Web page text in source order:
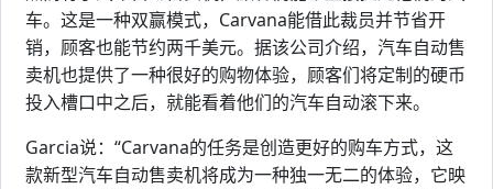
车。这是一种双赢模式，Carvana能借此裁员并节省开
销，顾客也能节约两千美元。据该公司介绍，汽车自动售
卖机也提供了一种很好的购物体验，顾客们将定制的硬币
投入槽口中之后，就能看着他们的汽车自动滚下来。
Garcia说：“Carvana的任务是创造更好的购车方式，这
款新型汽车自动售卖机将成为一种独一无二的体验，它映